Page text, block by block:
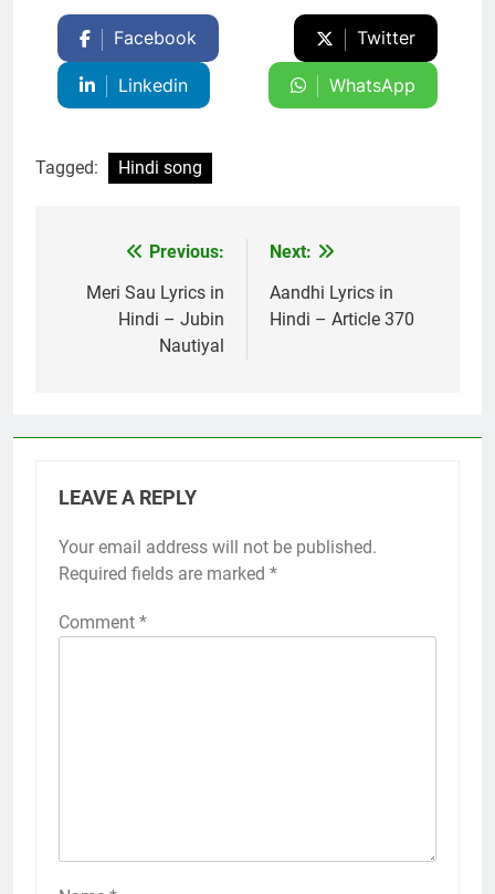
Facebook Twitter
Linkedin WhatsApp
Tagged: Hindi song
navigation
Previous:
Meri Sau Lyrics in
Hindi – Jubin
Nautiyal
Next:
Aandhi Lyrics in
Hindi – Article 370
LEAVE A REPLY
Your email address will not be published.
Required fields are marked *
Comment *